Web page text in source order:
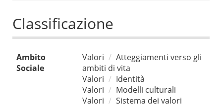
Classificazione
Ambito
Sociale
Valori
Atteggiamenti verso gli
ambiti di vita
Valori
Identità
Valori
Modelli culturali
Valori
Sistema dei valori